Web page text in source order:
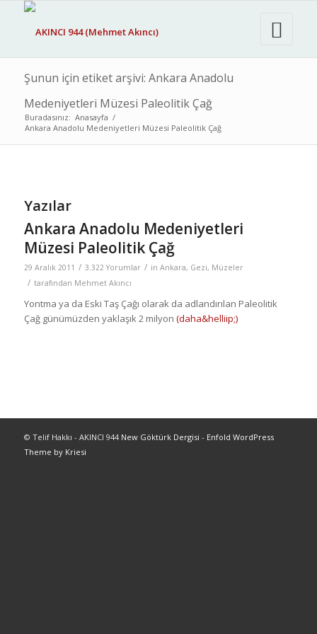
Şunun için etiket arşivi: Ankara Anadolu
Medeniyetleri Müzesi Paleolitik Çağ
Buradasınız: Anasayfa /
Ankara Anadolu Medeniyetleri Müzesi Paleolitik Çağ
Yazılar
Ankara Anadolu Medeniyetleri
Müzesi Paleolitik Çağ
29 Aralık 2011 / 3.322 Yorumlar / in Ankara, Gezi, Müzeler
/ tarafından Mehmet Akıncı
Yontma ya da Eski Taş Çağı olarak da adlandırılan Paleolitik
Çağ günümüzden yaklaşık 2 milyon (daha&helliip;)
© Telif Hakkı - AKINCI 944 New Göktürk Dergisi - Enfold WordPress
Theme by Kriesi